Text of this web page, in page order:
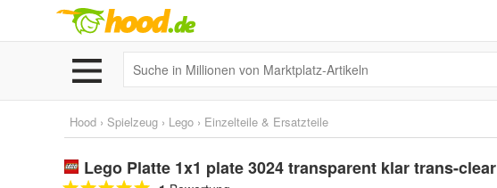
Hood › Spielzeug › Lego › Einzelteile & Ersatzteile
Lego Platte 1x1 plate 3024 transparent klar trans-clear